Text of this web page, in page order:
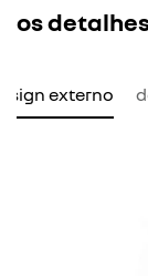
os
externo